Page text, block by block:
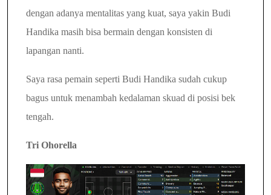
dengan adanya mentalitas yang kuat, saya yakin Budi
Handika masih bisa bermain dengan konsisten di
lapangan nanti.
Saya rasa pemain seperti Budi Handika sudah cukup
bagus untuk menambah kedalaman skuad di posisi bek
tengah.
Tri Ohorella